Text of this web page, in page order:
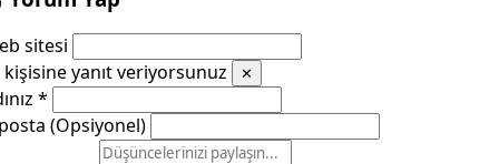
sitesi
kişisine yanıt veriyorsunuz
✕
*
(Opsiyonel)